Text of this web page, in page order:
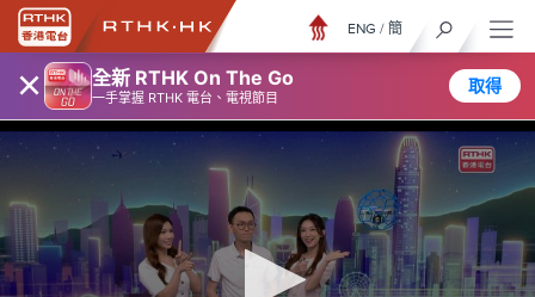
× 全新 RTHK On The Go
一手掌握 RTHK 電台、電視節目
取得
ENG / 簡